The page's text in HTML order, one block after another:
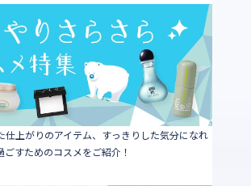
仕上がりのアイテム、すっきりした気分になれ
すためのコスメをご紹介！